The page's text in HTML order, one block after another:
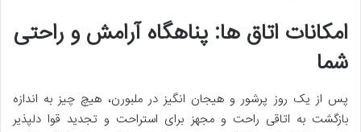
امکانات اتاق ها: پناهگاه آرامش و راحتی
شما
پس از یک روز پرشور و هیجان انگیز در ملبورن، هیچ چیز به اندازه
بازگشت به اتاقی راحت و مجهز برای استراحت و تجدید قوا دلپذیر